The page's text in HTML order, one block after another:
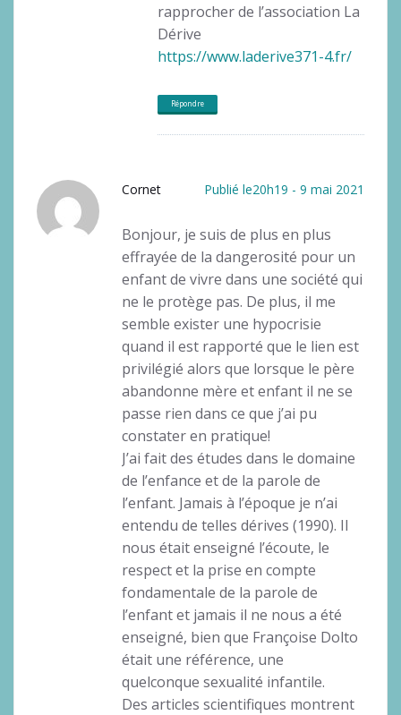
rapprocher de l’association La
Dérive
https://www.laderive371-4.fr/
Répondre
Cornet Publié le20h19 - 9 mai 2021
Bonjour, je suis de plus en plus
effrayée de la dangerosité pour un
enfant de vivre dans une société qui
ne le protège pas. De plus, il me
semble exister une hypocrisie
quand il est rapporté que le lien est
privilégié alors que lorsque le père
abandonne mère et enfant il ne se
passe rien dans ce que j’ai pu
constater en pratique!
J’ai fait des études dans le domaine
de l’enfance et de la parole de
l’enfant. Jamais à l’époque je n’ai
entendu de telles dérives (1990). Il
nous était enseigné l’écoute, le
respect et la prise en compte
fondamentale de la parole de
l’enfant et jamais il ne nous a été
enseigné, bien que Françoise Dolto
était une référence, une
quelconque sexualité infantile.
Des articles scientifiques montrent